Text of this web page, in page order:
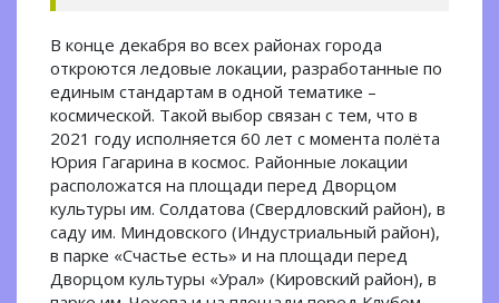
В конце декабря во всех районах города
откроются ледовые локации, разработанные по
единым стандартам в одной тематике –
космической. Такой выбор связан с тем, что в
2021 году исполняется 60 лет с момента полёта
Юрия Гагарина в космос. Районные локации
расположатся на площади перед Дворцом
культуры им. Солдатова (Свердловский район), в
саду им. Миндовского (Индустриальный район),
в парке «Счастье есть» и на площади перед
Дворцом культуры «Урал» (Кировский район), в